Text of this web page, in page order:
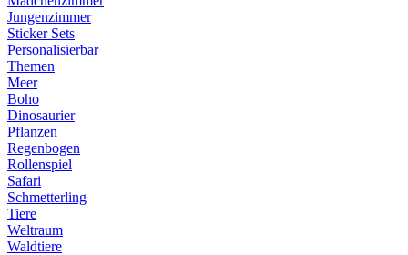
Jungenzimmer
Sticker Sets
Personalisierbar
Themen
Meer
Boho
Dinosaurier
Pflanzen
Regenbogen
Rollenspiel
Safari
Schmetterling
Tiere
Weltraum
Waldtiere